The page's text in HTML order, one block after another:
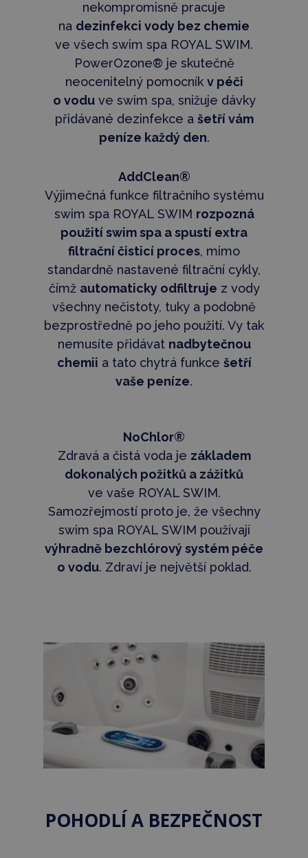
nekompromisně pracuje
na dezinfekci vody bez chemie
ve všech swim spa ROYAL SWIM.
PowerOzone® je skutečně
neocenitelný pomocník v péči
o voduve swim spa, snižuje dávky
přidávané dezinfekce a šetří vám
peníze každý den.
AddClean®
Výjimečná funkce filtračního systému
swim spa ROYAL SWIM rozpozná
použití swim spa a spustí extra
filtrační čisticí proces, mimo
standardně nastavené filtrační cykly,
čímž automaticky odfiltruje z vody
všechny nečistoty, tuky a podobně
bezprostředně po jeho použití. Vy tak
nemusíte přidávat nadbytečnou
chemii a tato chytrá funkce šetří
vaše peníze.
NoChlor®
Zdravá a čistá voda je základem
dokonalých požitků a zážitků
ve vaše ROYAL SWIM.
Samozřejmostí proto je, že všechny
swim spa ROYAL SWIM používají
výhradně bezchlórový systém péče
o vodu. Zdraví je největší poklad.
POHODLÍ A BEZPEČNOST